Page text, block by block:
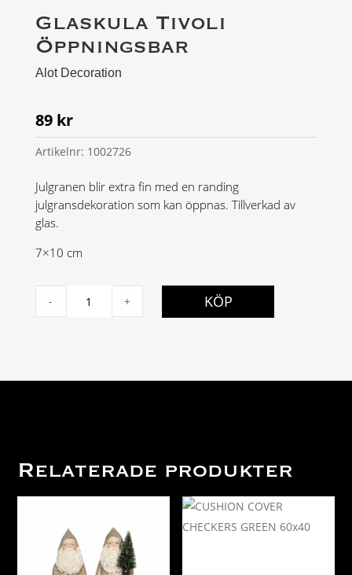
Glaskula Tivoli
Öppningsbar
Alot Decoration
89 kr
Artikelnr: 1002726
Julgranen blir extra fin med en randing
julgransdekoration som kan öppnas. Tillverkad av
glas.
7×10 cm
- + KÖP
Relaterade produkter